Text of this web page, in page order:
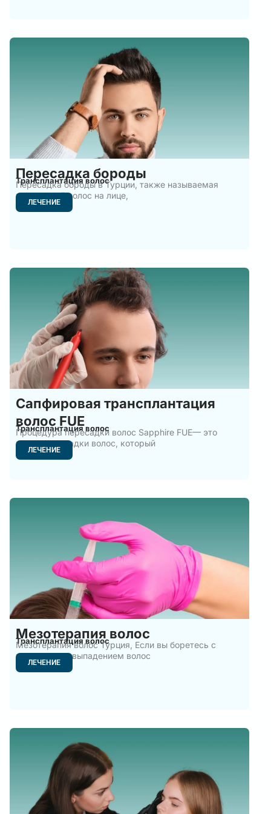
Пересадка бороды
Трансплантация волос
Пересадка бороды в Турции, также называемая
пересадкой волос на лице,
ЛЕЧЕНИЕ
Сапфировая трансплантация
волос FUE
Трансплантация волос
Процедура пересадки волос Sapphire FUE— это
метод пересадки волос, который
ЛЕЧЕНИЕ
Мезотерапия волос
Трансплантация волос
Мезотерапия волос Турция, Если вы боретесь с
чрезмерным выпадением волос
ЛЕЧЕНИЕ